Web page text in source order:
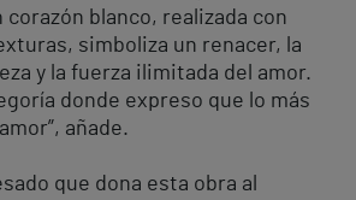
corazón blanco, realizada con
simboliza un renacer, la
y la fuerza ilimitada del amor.
donde expreso que lo más
añade.
que dona esta obra al